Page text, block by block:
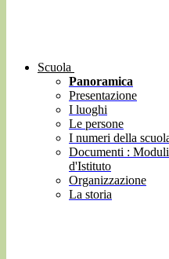
Scuola
Panoramica
Presentazione
I luoghi
Le persone
I numeri della
Documenti :
d'Istituto
Organizzazione
La storia